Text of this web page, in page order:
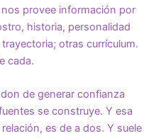
provee información por
historia, personalidad
otras currículum.
cada.
de generar confianza
se construye. Y esa
es de a dos. Y suele